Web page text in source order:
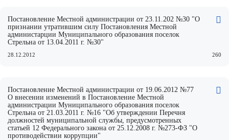
Постановление Местной администрации от 23.11.202 №30 "О
признании утратившим силу Постановления Местной
администарции Муниципального образования поселок
Стрельна от 13.04.2011 г. №30"
28.12.2012 260
Постановление Местной администрации от 19.06.2012 №77
О внесении изменений в Постановление Местной
администрации Муниципального образования поселок
Стрельна от 21.03.2011 г. №16 "Об утверждении Перечня
должностей муниципальной службы, предусмотренных
статьей 12 Федерального закона от 25.12.2008 г. №273-ФЗ "О
противодействии коррупции"